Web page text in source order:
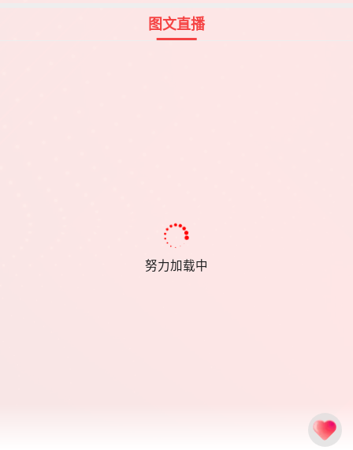
图文直播
努力加载中